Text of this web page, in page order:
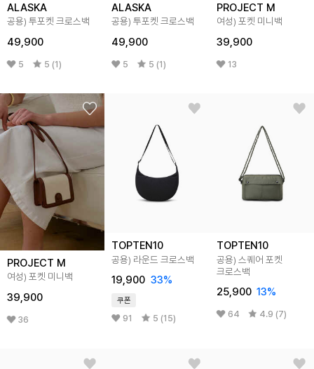
ALASKA
공용) 투포켓 크로스백
49,900
5 5 (1)
ALASKA
공용) 투포켓 크로스백
49,900
5 5 (1)
PROJECT M
여성) 포켓 미니백
39,900
13
PROJECT M
여성) 포켓 미니백
39,900
36
TOPTEN10
공용) 라운드 크로스백
19,900 33%
쿠폰
91 5 (15)
TOPTEN10
공용) 스퀘어 포켓
크로스백
25,900 13%
64 4.9 (7)